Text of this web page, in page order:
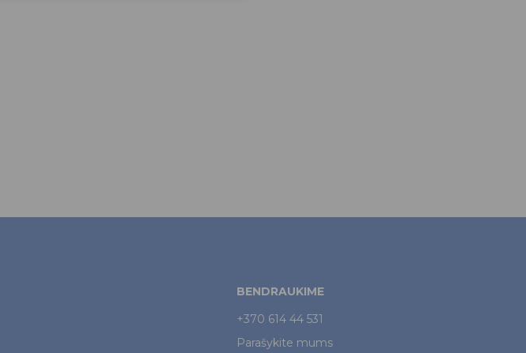
BENDRAUKIME
+370 614 44 531
Parašykite mums